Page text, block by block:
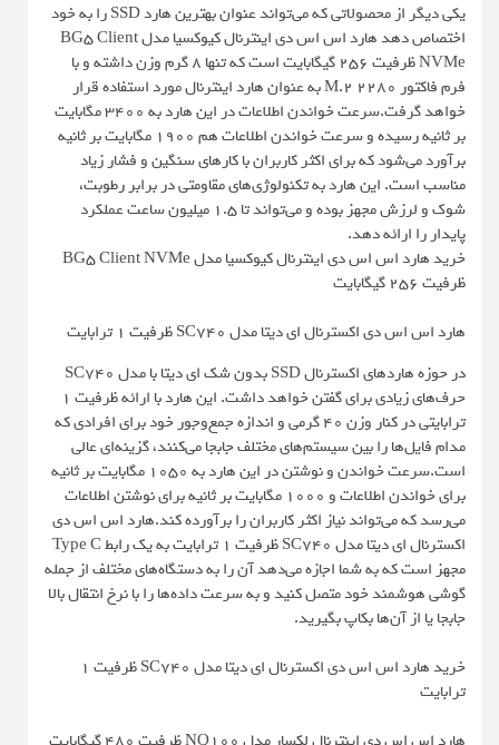
یکی دیگر از محصولاتی که می‌تواند عنوان بهترین هارد SSD را به خود
اختصاص دهد هارد اس اس دی اینترنال کیوکسیا مدل BG5 Client
NVMe ظرفیت 256 گیگابایت است که تنها 8 گرم وزن داشته و با
فرم فاکتور M.2 2280 به عنوان هارد اینترنال مورد استفاده قرار
خواهد گرفت.سرعت خواندن اطلاعات در این هارد به 3400 مگابایت
بر ثانیه رسیده و سرعت خواندن اطلاعات هم 1900 مگابایت بر ثانیه
برآورد می‌شود که برای اکثر کاربران با کارهای سنگین و فشار زیاد
مناسب است. این هارد به تکنولوژی‌های مقاومتی در برابر رطوبت،
شوک و لرزش مجهز بوده و می‌تواند تا 1.5 میلیون ساعت عملکرد
پایدار را ارائه دهد.
خرید هارد اس اس دی اینترنال کیوکسیا مدل BG5 Client NVMe
ظرفیت 256 گیگابایت
هارد اس اس دی اکسترنال ای دیتا مدل SC740 ظرفیت 1 ترابایت
در حوزه هاردهای اکسترنال SSD بدون شک ای دیتا با مدل SC740
حرف‌های زیادی برای گفتن خواهد داشت. این هارد با ارائه ظرفیت 1
ترابایتی در کنار وزن 40 گرمی و اندازه جمع‌و‌جور خود برای افرادی که
مدام فایل‌ها را بین سیستم‌های مختلف جابجا می‌کنند، گزینه‌ای عالی
است.سرعت خواندن و نوشتن در این هارد به 1050 مگابایت بر ثانیه
برای خواندن اطلاعات و 1000 مگابایت بر ثانیه برای نوشتن اطلاعات
می‌رسد که می‌تواند نیاز اکثر کاربران را برآورده کند.هارد اس اس دی
اکسترنال ای دیتا مدل SC740 ظرفیت 1 ترابایت به یک رابط Type C
مجهز است که به شما اجازه می‌دهد آن را به دستگاه‌های مختلف از جمله
گوشی هوشمند خود متصل کنید و به سرعت داده‌ها را با نرخ انتقال بالا
جابجا یا از آن‌ها بکاپ بگیرید.
خرید هارد اس اس دی اکسترنال ای دیتا مدل SC740 ظرفیت 1
ترابایت